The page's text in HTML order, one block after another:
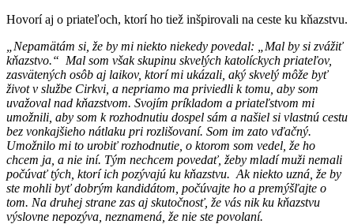
Hovorí aj o priateľoch, ktorí ho tiež inšpirovali na ceste ku kňazstvu.
„Nepamätám si, že by mi niekto niekedy povedal: „Mal by si zvážiť
kňazstvo.“ Mal som však skupinu skvelých katolíckych priateľov,
zasvätených osôb aj laikov, ktorí mi ukázali, aký skvelý môže byť
život v službe Cirkvi, a nepriamo ma priviedli k tomu, aby som
uvažoval nad kňazstvom. Svojím príkladom a priateľstvom mi
umožnili, aby som k rozhodnutiu dospel sám a našiel si vlastnú cestu
bez vonkajšieho nátlaku pri rozlišovaní. Som im zato vďačný.
Umožnilo mi to urobiť rozhodnutie, o ktorom som vedel, že ho
chcem ja, a nie iní. Tým nechcem povedať, žeby mladí muži nemali
počúvať tých, ktorí ich pozývajú ku kňazstvu. Ak niekto uzná, že by
ste mohli byť dobrým kandidátom, počúvajte ho a premýšľajte o
tom. Na druhej strane zas aj skutočnosť, že vás nik ku kňazstvu
výslovne nepozýva, neznamená, že nie ste povolaní.